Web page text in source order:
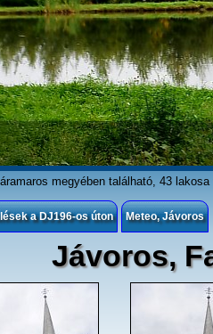
megyében található, 43 lakosa
a DJ196-os úton Meteo, Jávoros
Jávoros,